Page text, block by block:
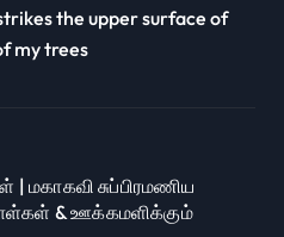
the upper surface of
my trees
மகாகவி சுப்பிரமணிய
& ஊக்கமளிக்கும்